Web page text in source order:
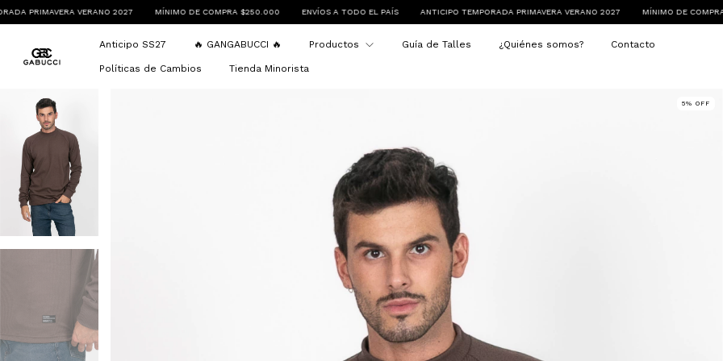
2027 MÍNIMO DE COMPRA $250.000 ENVÍOS A TODO EL PAÍS ANTICIPO TEMPORADA PRIMAVERA VERANO 2027 MÍNIMO DE COMPRA $250.000
Anticipo SS27 🔥 GANGABUCCI 🔥 Productos Guía de Talles ¿Quiénes somos? Contacto
Políticas de Cambios Tienda Minorista
5% OFF